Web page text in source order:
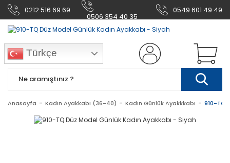
0212 516 69 69
0506 354 40 35
0549 601 49 49
Türkçe
Anasayfa Kadın Ayakkabı (36-40) Kadın Günlük Ayakkkabı 910-TQ